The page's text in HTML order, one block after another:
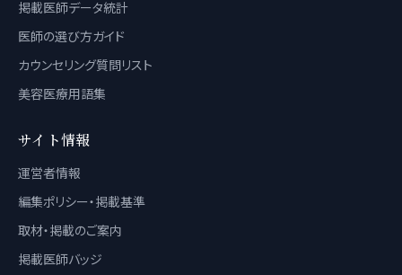
掲載医師データ統計
医師の選び方ガイド
カウンセリング質問リスト
美容医療用語集
サイト情報
運営者情報
編集ポリシー・掲載基準
取材・掲載のご案内
掲載医師バッジ